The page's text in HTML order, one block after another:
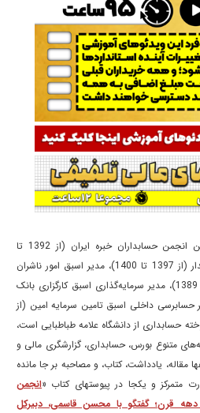
دبیرکل پیشین انجمن حسابداران خبره ایران (از 1392 تا
1400)، سردبیر پیشین مجله حسابدار (از 1397 تا 1400)، مدیر اسبق امور ناشران
بورس اوراق بهادار تهران (1385 تا 1389)، مدیر سرمایه‌گذاری اسبق کارگزاری بانک
1391)، و مدیر حسابرسی داخلی اسبق تامین سرمایه امین (از
حسابداری از دانشگاه علامه طباطبایی است،
متنوع بورس، حسابداری، گزارشگری مالی و
یادداشت، کتاب، و مصاحبه بر جا مانده
و یکجا در پیوستهای کتاب «انجمن
قرن؛ گفتگو با محسن قاسمی، دبیرکل